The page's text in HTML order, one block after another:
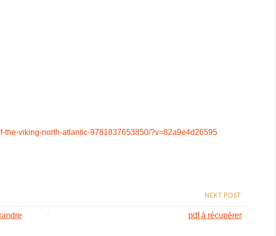
the-viking-north-atlantic-9781837653850/?v=82a9e4d26595
NEXT POST
pdf à récupérer